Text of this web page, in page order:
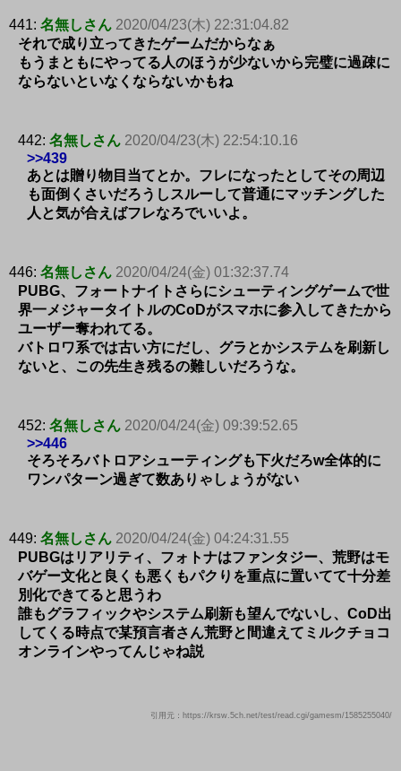
441: 名無しさん 2020/04/23(木) 22:31:04.82
それで成り立ってきたゲームだからなぁ
もうまともにやってる人のほうが少ないから完璧に過疎に
ならないといなくならないかもね
442: 名無しさん 2020/04/23(木) 22:54:10.16
>>439
あとは贈り物目当てとか。フレになったとしてその周辺
も面倒くさいだろうしスルーして普通にマッチングした
人と気が合えばフレなろでいいよ。
446: 名無しさん 2020/04/24(金) 01:32:37.74
PUBG、フォートナイトさらにシューティングゲームで世
界一メジャータイトルのCoDがスマホに参入してきたから
ユーザー奪われてる。
バトロワ系では古い方にだし、グラとかシステムを刷新し
ないと、この先生き残るの難しいだろうな。
452: 名無しさん 2020/04/24(金) 09:39:52.65
>>446
そろそろバトロアシューティングも下火だろw全体的に
ワンパターン過ぎて数ありゃしょうがない
449: 名無しさん 2020/04/24(金) 04:24:31.55
PUBGはリアリティ、フォトナはファンタジー、荒野はモ
バゲー文化と良くも悪くもパクりを重点に置いてて十分差
別化できてると思うわ
誰もグラフィックやシステム刷新も望んでないし、CoD出
してくる時点で某預言者さん荒野と間違えてミルクチョコ
オンラインやってんじゃね説
引用元：https://krsw.5ch.net/test/read.cgi/gamesm/1585255040/